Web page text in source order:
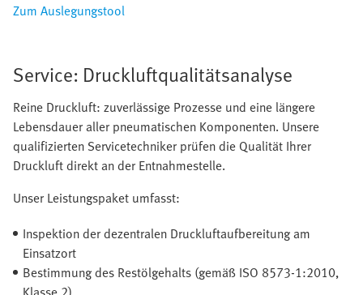
Zum Auslegungstool
Service: Druckluftqualitätsanalyse
Reine Druckluft: zuverlässige Prozesse und eine längere
Lebensdauer aller pneumatischen Komponenten. Unsere
qualifizierten Servicetechniker prüfen die Qualität Ihrer
Druckluft direkt an der Entnahmestelle.
Unser Leistungspaket umfasst:
Inspektion der dezentralen Druckluftaufbereitung am
Einsatzort
Bestimmung des Restölgehalts (gemäß ISO 8573-1:2010,